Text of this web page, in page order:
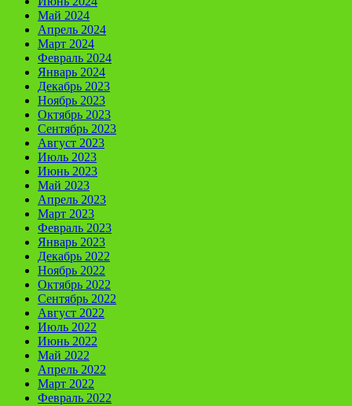
Май 2024
Апрель 2024
Март 2024
Февраль 2024
Январь 2024
Декабрь 2023
Ноябрь 2023
Октябрь 2023
Сентябрь 2023
Август 2023
Июль 2023
Июнь 2023
Май 2023
Апрель 2023
Март 2023
Февраль 2023
Январь 2023
Декабрь 2022
Ноябрь 2022
Октябрь 2022
Сентябрь 2022
Август 2022
Июль 2022
Июнь 2022
Май 2022
Апрель 2022
Март 2022
Февраль 2022